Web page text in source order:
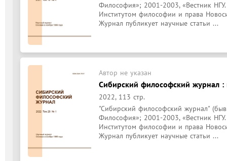
Философия»; 2001-2003, «Вестник
Институтом философии и права
Журнал публикует научные статьи ...
Автор не указан
Сибирский философский журнал
2022, 113 стр.
"Сибирский философский журнал"
Философия»; 2001-2003, «Вестник
Институтом философии и права
Журнал публикует научные статьи ...